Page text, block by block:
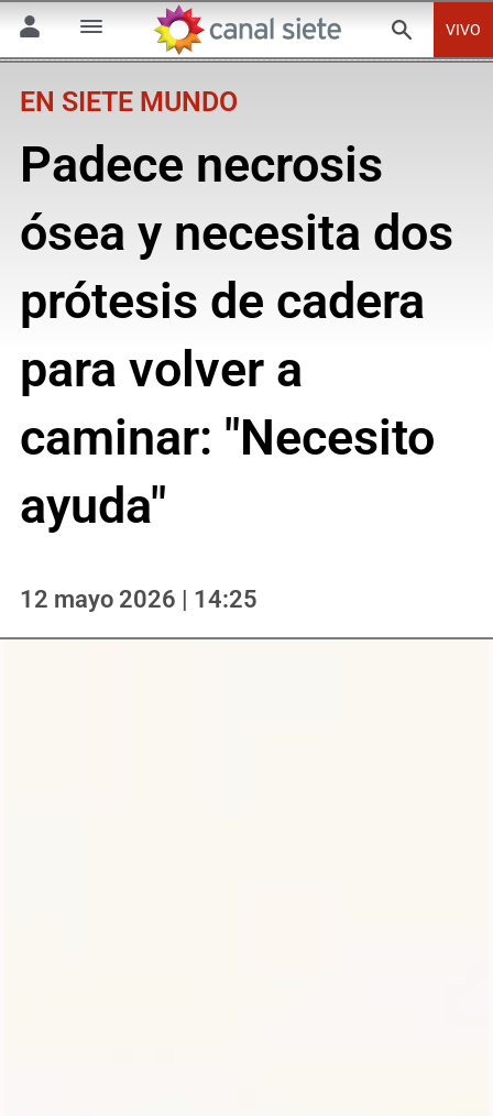
VIVO
EN SIETE MUNDO
Padece necrosis
ósea y necesita dos
prótesis de cadera
para volver a
caminar: "Necesito
ayuda"
12 mayo 2026 | 14:25